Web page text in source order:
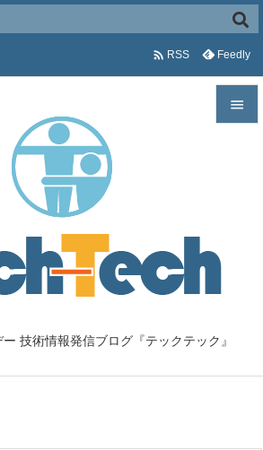
技術情報発信ブログ『テックテック』

 RSS Feedly